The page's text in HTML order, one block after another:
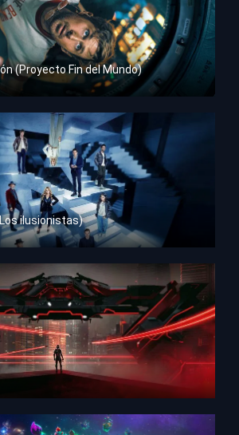
(Proyecto Fin del Mundo)
ilusionistas)